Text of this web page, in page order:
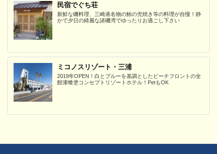
民宿でぐち荘
新鮮な磯料理、三崎港名物の鮪の兜焼き等の料理が自慢！静
かで夕日の綺麗な諸磯湾でゆったりお過ごし下さい
ミコノスリゾート・三浦
2019年OPEN！白とブルーを基調としたビーチフロントの全
館漆喰塗コンセプトリゾートホテル！PetもOK